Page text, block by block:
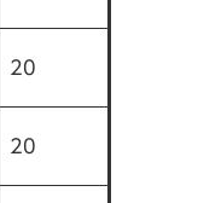
20
20